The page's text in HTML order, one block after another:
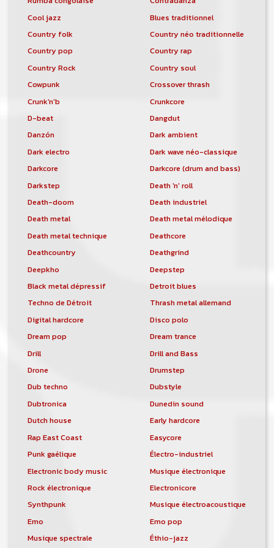
Cool jazz
Blues traditionnel
Country folk
Country néo traditionnelle
Country pop
Country rap
Country Rock
Country soul
Cowpunk
Crossover thrash
Crunk'n'b
Crunkcore
D-beat
Dangdut
Danzón
Dark ambient
Dark electro
Dark wave néo-classique
Darkcore
Darkcore (drum and bass)
Darkstep
Death 'n' roll
Death-doom
Death industriel
Death metal
Death metal mélodique
Death metal technique
Deathcore
Deathcountry
Deathgrind
Deepkho
Deepstep
Black metal dépressif
Detroit blues
Techno de Détroit
Thrash metal allemand
Digital hardcore
Disco polo
Dream pop
Dream trance
Drill
Drill and Bass
Drone
Drumstep
Dub techno
Dubstyle
Dubtronica
Dunedin sound
Dutch house
Early hardcore
Rap East Coast
Easycore
Punk gaélique
Électro-industriel
Electronic body music
Musique électronique
Rock électronique
Electronicore
Synthpunk
Musique électroacoustique
Emo
Emo pop
Musique spectrale
Éthio-jazz